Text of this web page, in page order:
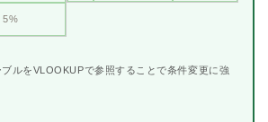
5%
ルをVLOOKUPで参照することで条件変更に強